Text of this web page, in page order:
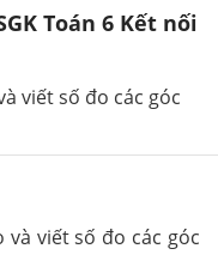
Toán 6 Kết nối
viết số đo các góc
viết số đo các góc